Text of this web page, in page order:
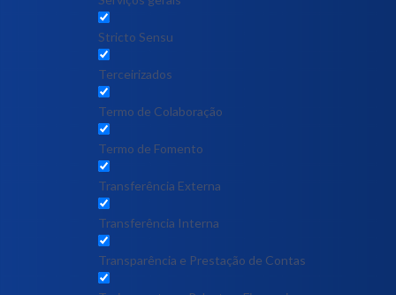
Stricto Sensu
Terceirizados
Termo de Colaboração
Termo de Fomento
Transferência Externa
Transferência Interna
Transparência e Prestação de Contas